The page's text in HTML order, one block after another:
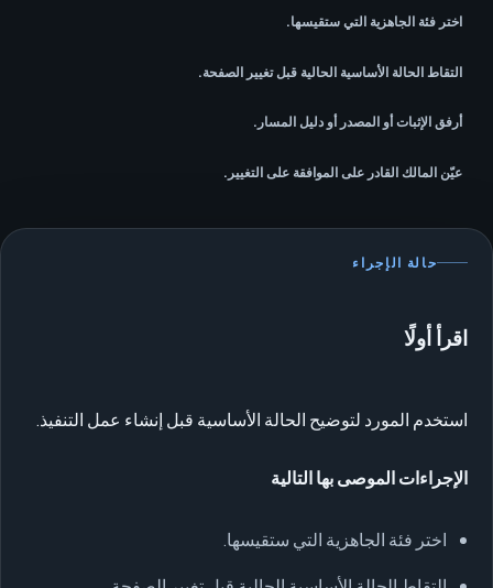
اختر فئة الجاهزية التي ستقيسها.
التقاط الحالة الأساسية الحالية قبل تغيير الصفحة.
أرفق الإثبات أو المصدر أو دليل المسار.
عيّن المالك القادر على الموافقة على التغيير.
حالة الإجراء
اقرأ أولًا
استخدم المورد لتوضيح الحالة الأساسية قبل إنشاء عمل التنفيذ.
الإجراءات الموصى بها التالية
اختر فئة الجاهزية التي ستقيسها.